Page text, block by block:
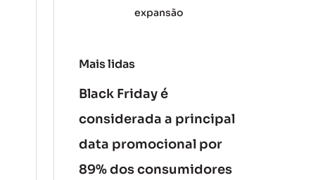
expansão
Mais lidas
Black Friday é
considerada a principal
data promocional por
89% dos consumidores